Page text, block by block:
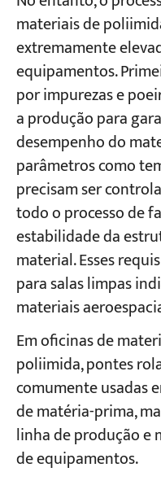
materiais de
extremamente
equipamentos.
por impurezas e
a produção para
desempenho do
parâmetros como
precisam ser
todo o processo de
estabilidade da
material. Esses
para salas limpas
materiais
Em oficinas de
poliimida, pontes
comumente usadas
de matéria-prima,
linha de produção e
de equipamentos.